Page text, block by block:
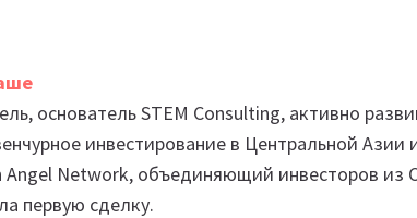
основатель STEM Consulting, активно
инвестирование в Центральной
Angel Network, объединяющий инвесторов из
первую сделку.